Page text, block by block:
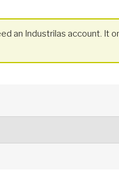
an Industrilas account. It